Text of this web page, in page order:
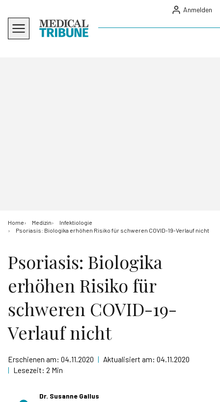
Anmelden
Home Medizin
Infektiologie
Psoriasis: Biologika erhöhen Risiko für schweren COVID-19-Verlauf nicht
Psoriasis: Biologika
erhöhen Risiko für
schweren COVID-19-
Verlauf nicht
Erschienen am: 04.11.2020 | Aktualisiert am: 04.11.2020
| Lesezeit: 2 Min
Dr. Susanne Gallus